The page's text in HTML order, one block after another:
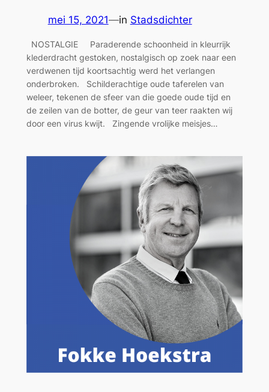
mei 15, 2021—in Stadsdichter
NOSTALGIE Paraderende schoonheid in kleurrijk
klederdracht gestoken, nostalgisch op zoek naar een
verdwenen tijd koortsachtig werd het verlangen
onderbroken. Schilderachtige oude taferelen van
weleer, tekenen de sfeer van die goede oude tijd en
de zeilen van de botter, de geur van teer raakten wij
door een virus kwijt. Zingende vrolijke meisjes…